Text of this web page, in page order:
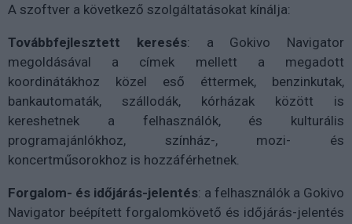
A szoftver a következő szolgáltatásokat kínálja:
Továbbfejlesztett keresés: a Gokivo Navigator
megoldásával a címek mellett a megadott
koordinátákhoz közel eső éttermek, benzinkutak,
bankautomaták, szállodák, kórházak között is
kereshetnek a felhasználók, és kulturális
programajánlókhoz, színház-, mozi- és
koncertműsorokhoz is hozzáférhetnek.
Forgalom- és időjárás-jelentés: a felhasználók a Gokivo
Navigator beépített forgalomkövető és időjárás-jelentés